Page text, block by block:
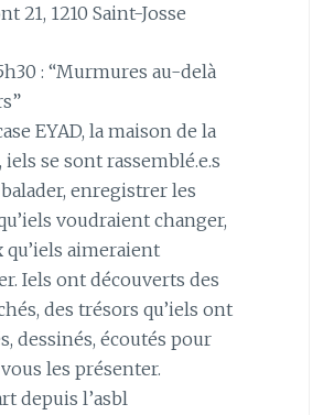
21, 1210 Saint-Josse
: “Murmures au-delà
EYAD, la maison de la
iels se sont rassemblé.e.s
enregistrer les
voudraient changer,
qu’iels aimeraient
Iels ont découverts des
des trésors qu’iels ont
dessinés, écoutés pour
les présenter.
depuis l’asbl